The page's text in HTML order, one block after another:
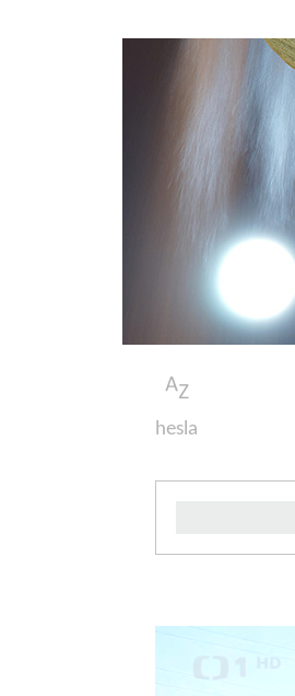
hesla